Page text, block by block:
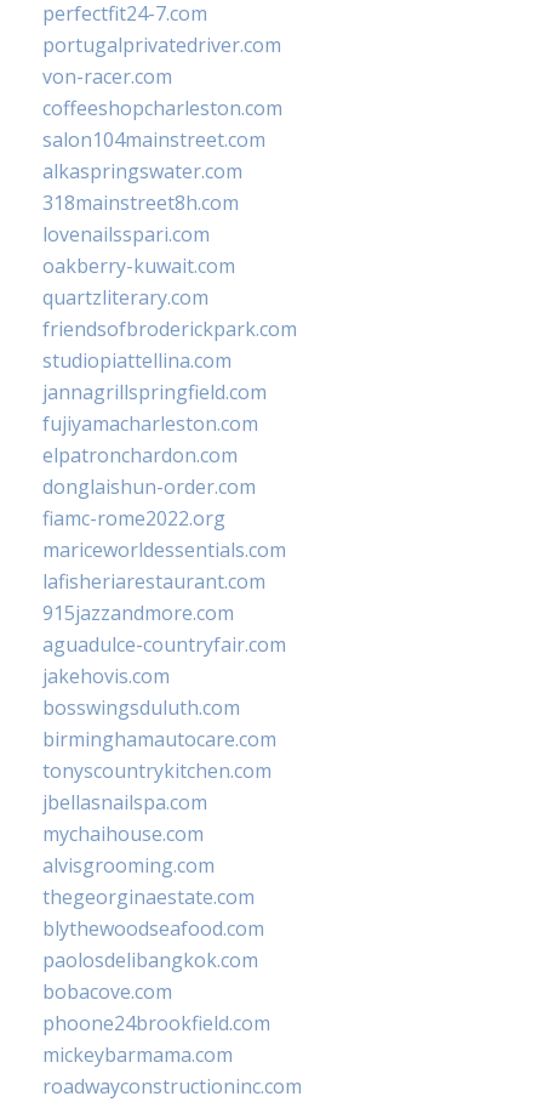
perfectfit24-7.com
portugalprivatedriver.com
von-racer.com
coffeeshopcharleston.com
salon104mainstreet.com
alkaspringswater.com
318mainstreet8h.com
lovenailsspari.com
oakberry-kuwait.com
quartzliterary.com
friendsofbroderickpark.com
studiopiattellina.com
jannagrillspringfield.com
fujiyamacharleston.com
elpatronchardon.com
donglaishun-order.com
fiamc-rome2022.org
mariceworldessentials.com
lafisheriarestaurant.com
915jazzandmore.com
aguadulce-countryfair.com
jakehovis.com
bosswingsduluth.com
birminghamautocare.com
tonyscountrykitchen.com
jbellasnailspa.com
mychaihouse.com
alvisgrooming.com
thegeorginaestate.com
blythewoodseafood.com
paolosdelibangkok.com
bobacove.com
phoone24brookfield.com
mickeybarmama.com
roadwayconstructioninc.com